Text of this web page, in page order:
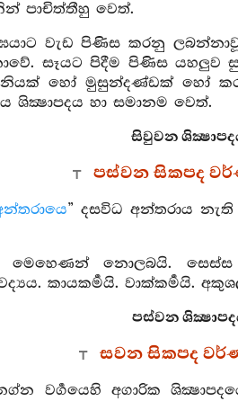
පාචිත්තීහු වෙත්.
වැඩ පිණිස කරනු
සෑයට පිදීම පිණිස යහලුව
හෝ මුසුන්දණ්ඩක් හෝ
ශික්‍ෂාපදය හා සමානම වෙත්.
සිවුවන
පස්වන සිකපද
” දසවිධ අන්තරාය
නොලබයි. සෙස්ස
කායකර්‍මයි. වාක්කර්‍මයි.
පස්වන
සවන සිකපද
වර්‍ගයෙහි අගාරික